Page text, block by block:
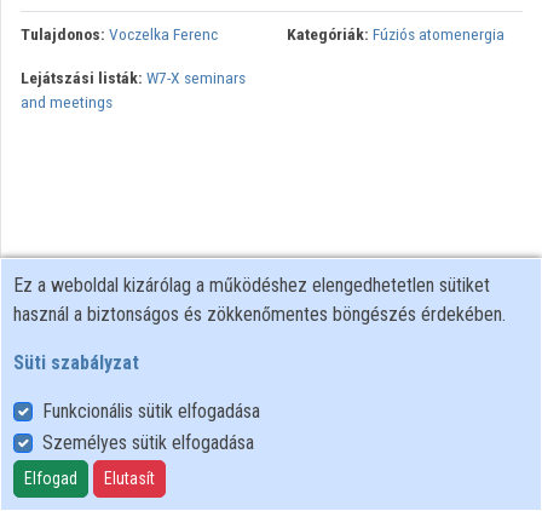
Tulajdonos: Voczelka Ferenc Kategóriák: Fúziós atomenergia
Lejátszási listák: W7-X seminars
and meetings
Felhasználói szabályzat
Adatkezelési tájékoztató
Süti szabályzat
Ez a weboldal kizárólag a működéshez elengedhetetlen sütiket
használ a biztonságos és zökkenőmentes böngészés érdekében.
Süti szabályzat
Funkcionális sütik elfogadása
Személyes sütik elfogadása
Elfogad Elutasít